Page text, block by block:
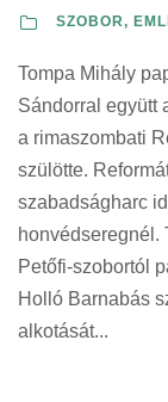
SZOBOR,
Tompa Mihály
Sándorral együtt
a rimaszombati
szülötte.
szabadságharc
honvédseregnél.
Petőfi-szobortól
Holló Barnabás
alkotását...